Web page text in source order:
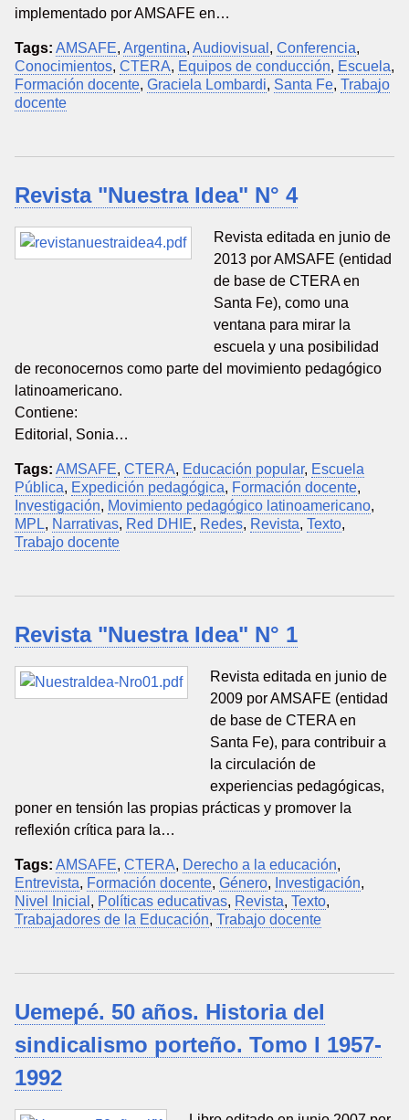
implementado por AMSAFE en…
Tags: AMSAFE, Argentina, Audiovisual , Conferencia,
Conocimientos, CTERA, Equipos de conducción, Escuela,
Formación docente, Graciela Lombardi, Santa Fe, Trabajo
docente
Revista "Nuestra Idea" N° 4
Revista editada en junio de
2013 por AMSAFE (entidad
de base de CTERA en
Santa Fe), como una
ventana para mirar la
escuela y una posibilidad
de reconocernos como parte del movimiento pedagógico
latinoamericano.
Contiene:
Editorial, Sonia…
Tags: AMSAFE, CTERA, Educación popular, Escuela
Pública, Expedición pedagógica, Formación docente,
Investigación, Movimiento pedagógico latinoamericano,
MPL, Narrativas, Red DHIE, Redes, Revista, Texto,
Trabajo docente
Revista "Nuestra Idea" N° 1
Revista editada en junio de
2009 por AMSAFE (entidad
de base de CTERA en
Santa Fe), para contribuir a
la circulación de
experiencias pedagógicas,
poner en tensión las propias prácticas y promover la
reflexión crítica para la…
Tags: AMSAFE, CTERA, Derecho a la educación,
Entrevista, Formación docente, Género, Investigación,
Nivel Inicial , Políticas educativas, Revista, Texto,
Trabajadores de la Educación, Trabajo docente
Uemepé. 50 años. Historia del
sindicalismo porteño. Tomo I 1957-
1992